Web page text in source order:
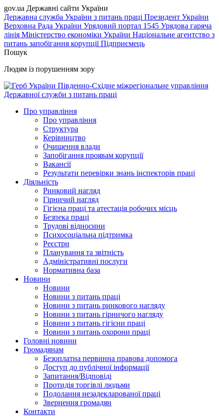
gov.ua Державні сайти України
Державна служба України з питань праці Президент України
Верховна Рада України Урядовий портал 1545 Урядова гаряча
лінія Міністерство економіки України Національне агентство з
питань запобігання корупціїПідприємець
Пошук
Людям із порушенням зору
Південно-Східне міжрегіональне управління
Державної служби з питань праці
Про управління
Про управління
Структура
Керівництво
Очищення влади
Запобігання проявам корупції
Вакансії
Результати перевірки знань інспекторів праці
Діяльність
Ринковий нагляд
Гірничий нагляд
Гігієна праці та атестація робочих місць
Безпека праці
Трудові відносини
Психосоціальна підтримка
Реєстри
Планування та звітність
Адміністративні послуги
Нормативна база
Новини
Новини
Новини з питань праці
Новини з питань ринкового нагляду
Новини з питань гірничого нагляду
Новини з питань гігієни праці
Новини з питань охорони праці
Головні новини
Громадянам
Безоплатна первинна правова допомога
Доступ до публічної інформації
Запитання/Відповіді
Протидія торгівлі людьми
Подолання незадекларованої праці
Звернення громадян
Контакти